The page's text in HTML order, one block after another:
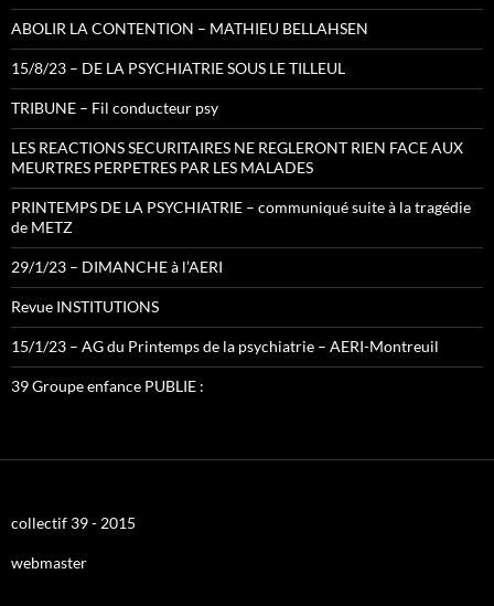
ABOLIR LA CONTENTION – MATHIEU BELLAHSEN
15/8/23 – DE LA PSYCHIATRIE SOUS LE TILLEUL
TRIBUNE – Fil conducteur psy
LES REACTIONS SECURITAIRES NE REGLERONT RIEN FACE AUX
MEURTRES PERPETRES PAR LES MALADES
PRINTEMPS DE LA PSYCHIATRIE – communiqué suite à la tragédie
de METZ
29/1/23 – DIMANCHE à l’AERI
Revue INSTITUTIONS
15/1/23 – AG du Printemps de la psychiatrie – AERI-Montreuil
39 Groupe enfance PUBLIE :
collectif 39 - 2015
webmaster